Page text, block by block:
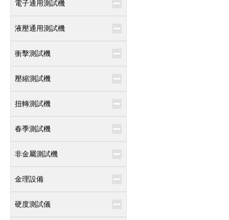
電子通用測試機
液壓通用測試機
衝擊測試機
壓縮測試機
扭轉測試機
春季測試機
非金屬測試機
金理設備
硬度測試儀